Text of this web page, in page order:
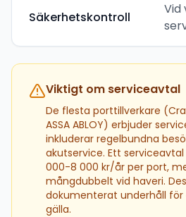
Säkerhetskontroll
Vid
Viktigt om serviceavtal
De flesta porttillverkare
ASSA ABLOY) erbjuder
inkluderar regelbundna
akutservice. Ett
000-8 000 kr/år per port,
mångdubbelt vid haveri.
dokumenterat underhåll
gälla.